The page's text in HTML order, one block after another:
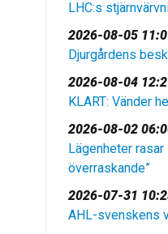
LHC:s
2026-08-05
Djurgårdens
2026-08-04
KLART: Vänder
2026-08-02
Lägenheter rasar
överraskande”
2026-07-31
AHL-svenskens